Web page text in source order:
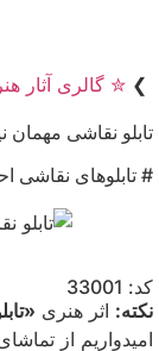
❯ ✮ گالری آثار
تابلو نقاشی
# تابلوهای نقاشی
کد: 33001
نکته: اثر هنری
امیدواریم از